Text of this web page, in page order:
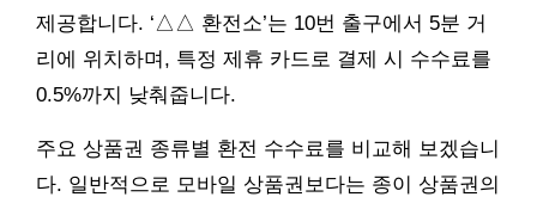
제공합니다. ‘△△ 환전소’는 10번 출구에서 5분 거
리에 위치하며, 특정 제휴 카드로 결제 시 수수료를
0.5%까지 낮춰줍니다.
주요 상품권 종류별 환전 수수료를 비교해 보겠습니
다. 일반적으로 모바일 상품권보다는 종이 상품권의